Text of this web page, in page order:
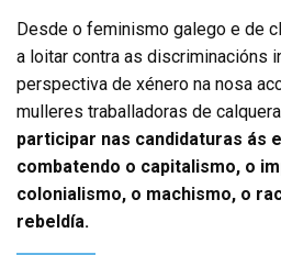
Desde o feminismo galego e de
a loitar contra as discriminacións
perspectiva de xénero na nosa
mulleres traballadoras de
participar nas candidaturas ás
combatendo o capitalismo, o
colonialismo, o machismo, o
rebeldía.